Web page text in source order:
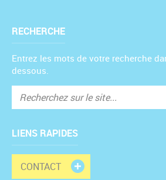
RECHERCHE
Entrez les mots de votre recherche
dessous.
LIENS RAPIDES
CONTACT